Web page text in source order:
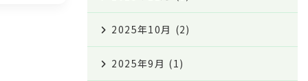
2025年10月 (2)
2025年9月 (1)